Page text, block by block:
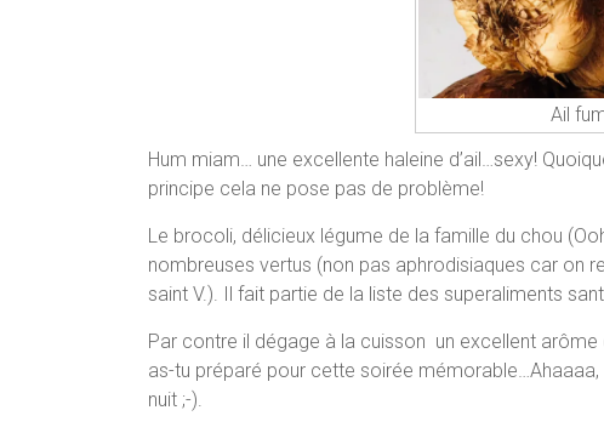
Ail
Hum miam… une excellente haleine d’ail…sexy!
principe cela ne pose pas de problème!
Le brocoli, délicieux légume de la famille du chou
nombreuses vertus (non pas aphrodisiaques car on
saint V.). Il fait partie de la liste des superaliments
Par contre il dégage à la cuisson un excellent
as-tu préparé pour cette soirée
nuit ;-).